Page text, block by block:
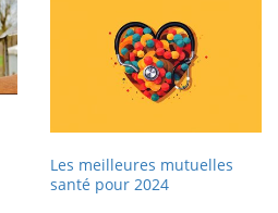
Les meilleures mutuelles
santé pour 2024